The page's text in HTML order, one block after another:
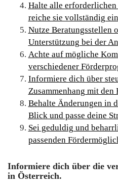
Halte alle
reiche sie vollständig
Nutze Beratungsstellen
Unterstützung bei der
Achte auf mögliche
verschiedener
Informiere dich über
Zusammenhang mit den
Behalte Änderungen in
Blick und passe deine
Sei geduldig und
passenden
Informiere dich über die
in Österreich.